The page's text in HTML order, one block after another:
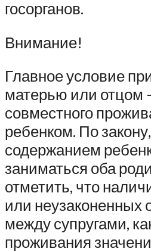
госорганов.
Внимание!
Главное условие
матерью или отцом
совместного
ребенком. По
содержанием
заниматься оба
отметить, что
или неузаконенных
между супругами,
проживания